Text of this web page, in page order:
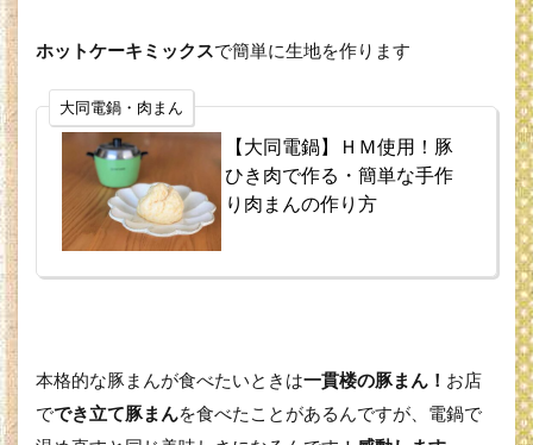
ホットケーキミックスで簡単に生地を作ります
大同電鍋・肉まん
【大同電鍋】ＨＭ使用！豚
ひき肉で作る・簡単な手作
り肉まんの作り方
本格的な豚まんが食べたいときは一貫楼の豚まん！ お店
ででき立て豚まんを食べたことがあるんですが、電鍋で